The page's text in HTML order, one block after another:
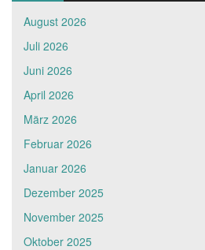
August 2026
Juli 2026
Juni 2026
April 2026
März 2026
Februar 2026
Januar 2026
Dezember 2025
November 2025
Oktober 2025